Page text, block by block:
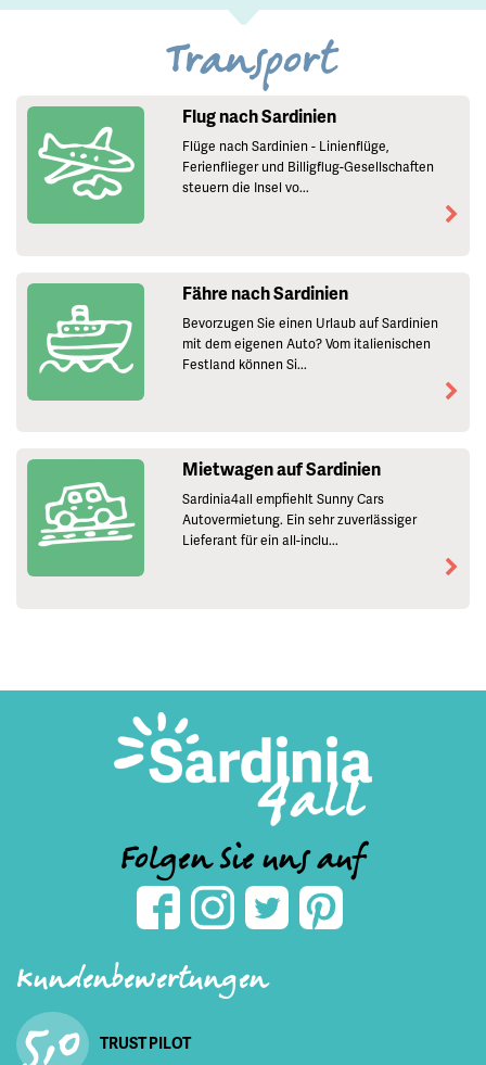
Transport
Flug nach Sardinien
Flüge nach Sardinien - Linienflüge,
Ferienflieger und Billigflug-Gesellschaften
steuern die Insel vo...
Fähre nach Sardinien
Bevorzugen Sie einen Urlaub auf Sardinien
mit dem eigenen Auto? Vom italienischen
Festland können Si...
Mietwagen auf Sardinien
Sardinia4all empfiehlt Sunny Cars
Autovermietung. Ein sehr zuverlässiger
Lieferant für ein all-inclu...
Folgen Sie uns auf
Kundenbewertungen
5,0 TRUST PILOT